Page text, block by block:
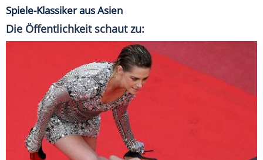
Spiele-Klassiker aus Asien
Die Öffentlichkeit schaut zu: